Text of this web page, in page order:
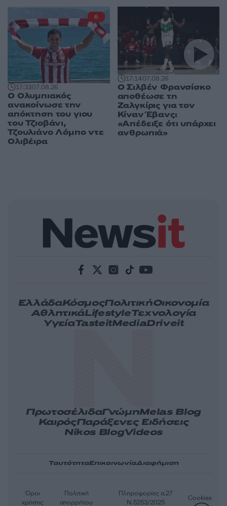
17:3307.08.26
Ο Ολυμπιακός
ανακοίνωσε την
απόκτηση του γιου
του Τζιοβάνι,
Τζουλιάνο Λόμπο ντε
Ολιβέιρα
6
17:1407.08.26
Ο Σιλβέν Φρανσίσκο
αποθέωσε τη
Ζαλγκίρις για τον
Κίναν Έβανς:
«Απέδειξε ότι υπάρχει
ανθρωπιά»
ΕλλάδαΚόσμοςΠολιτικήΟικονομία
ΑθλητικάLifestyleΤεχνολογία
ΥγείαTasteitMediaDriveit
ΠρωτοσέλιδαΓνώμηMelas Blog
ΚαιρόςΠαράξενες Ειδήσεις
Nikos BlogVideos
ΤαυτότηταΕπικοινωνίαΔιαφήμιση
Όροι
χρήσης
Πολιτική
απορρήτου
Πληροφορίες α.27
Ν.5253/2025
Cookies